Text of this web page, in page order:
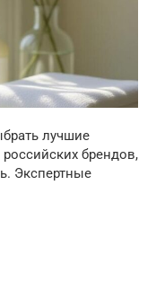
лучшие
брендов,
Экспертные